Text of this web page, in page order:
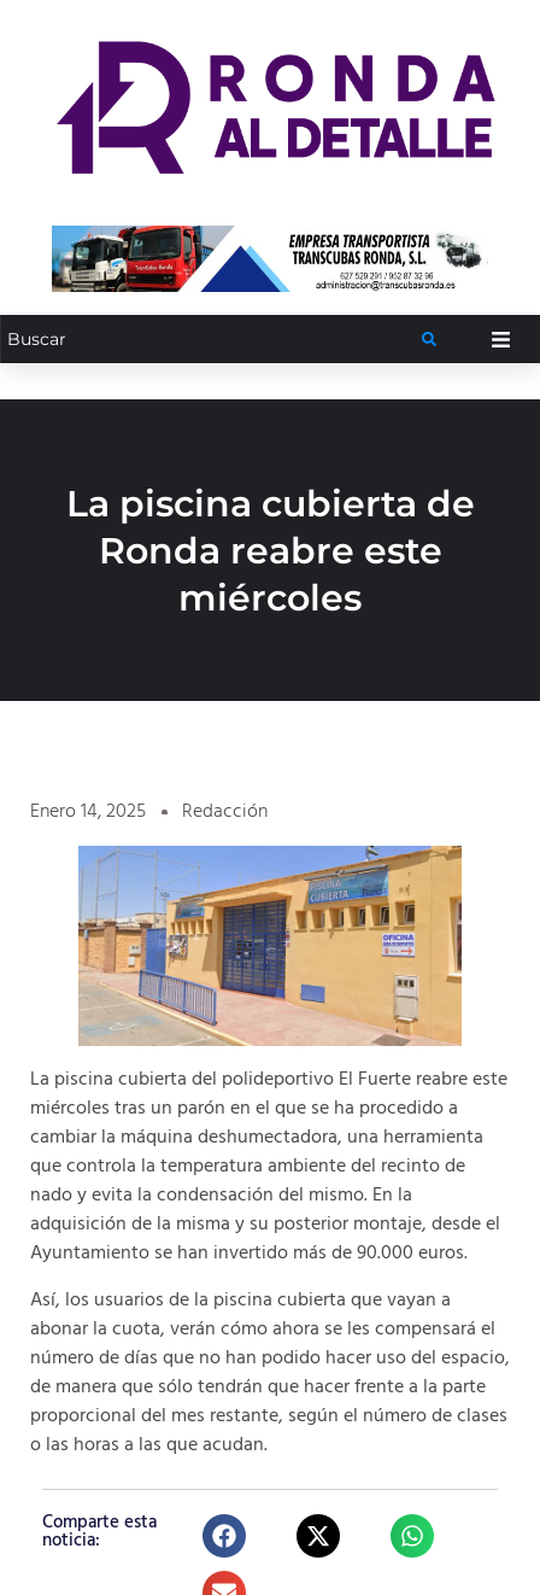
La piscina cubierta de
Ronda reabre este
miércoles
Enero 14, 2025 Redacción
La piscina cubierta del polideportivo El Fuerte reabre este
miércoles tras un parón en el que se ha procedido a
cambiar la máquina deshumectadora, una herramienta
que controla la temperatura ambiente del recinto de
nado y evita la condensación del mismo. En la
adquisición de la misma y su posterior montaje, desde el
Ayuntamiento se han invertido más de 90.000 euros.
Así, los usuarios de la piscina cubierta que vayan a
abonar la cuota, verán cómo ahora se les compensará el
número de días que no han podido hacer uso del espacio,
de manera que sólo tendrán que hacer frente a la parte
proporcional del mes restante, según el número de clases
o las horas a las que acudan.
Comparte esta
noticia: